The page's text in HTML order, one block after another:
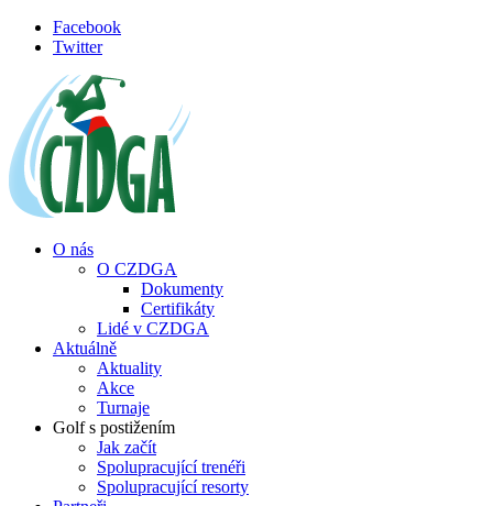
Přejít k hlavnímu obsahu
Facebook
Twitter
O nás
O CZDGA
Dokumenty
Certifikáty
Lidé v CZDGA
Aktuálně
Aktuality
Akce
Turnaje
Golf s postižením
Jak začít
Spolupracující trenéři
Spolupracující resorty